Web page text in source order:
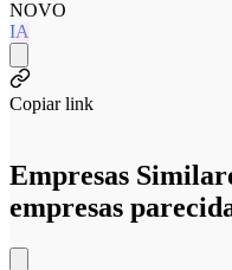
NOVO
IA
Copiar link
Empresas
empresas